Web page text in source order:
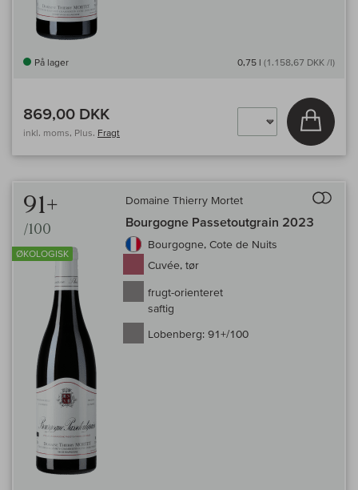
På lager 0,75 l (1.158,67 DKK /l)
869,00 DKK
inkl. moms, Plus. Fragt
Læg i
91+
/100
ØKOLOGISK
Domaine Thierry Mortet
Bourgogne Passetoutgrain 2023
Bourgogne, Cote de Nuits
Cuvée, tør
frugt-orienteret
saftig
Lobenberg: 91+/100